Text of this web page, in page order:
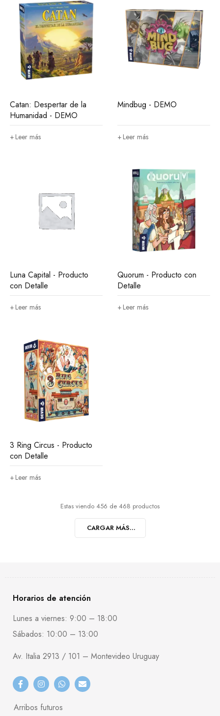
Catan: Despertar de la
Humanidad - DEMO
Leer más
Mindbug - DEMO
Leer más
Luna Capital - Producto
con Detalle
Leer más
Quorum - Producto con
Detalle
Leer más
3 Ring Circus - Producto
con Detalle
Leer más
Estas viendo 456 de 468 productos
CARGAR MÁS...
Horarios de atención
Lunes a viernes: 9:00 – 18:00
Sábados: 10:00 – 13:00
Av. Italia 2913 / 101 – Montevideo Uruguay
Arribos futuros